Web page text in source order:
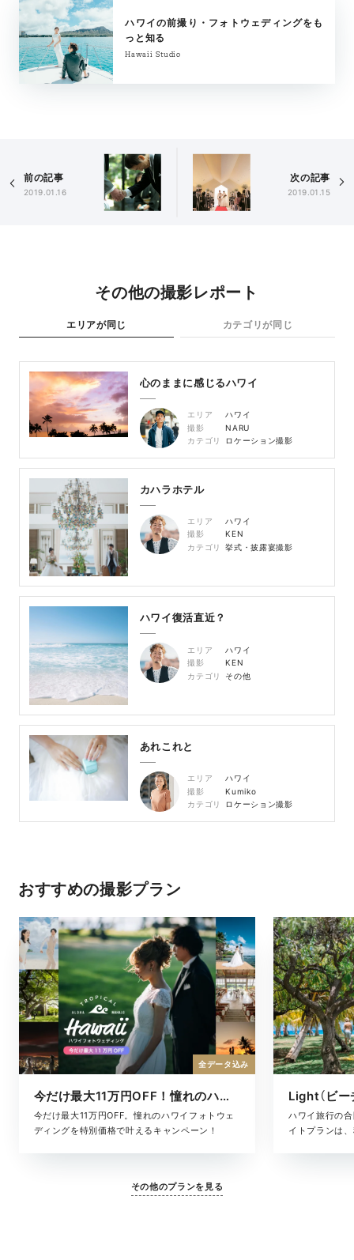
ハワイの前撮り・フォトウェディングをも
っと知る
Hawaii Studio
前の記事
2019.01.16
次の記事
2019.01.15
その他の撮影レポート
エリアが同じ カテゴリが同じ
心のままに感じるハワイ
エリア
ハワイ
撮影
NARU
カテゴリ
ロケーション撮影
カハラホテル
エリア
ハワイ
撮影
KEN
カテゴリ
挙式・披露宴撮影
ハワイ復活直近？
エリア
ハワイ
撮影
KEN
カテゴリ
その他
あれこれと
エリア
ハワイ
撮影
Kumiko
カテゴリ
ロケーション撮影
おすすめの撮影プラン
今だけ最大11万円OFF！憧れのハワイフォト
今だけ最大11万円OFF。憧れのハワイフォトウェ
ディングを特別価格で叶えるキャンペーン！
全データ込み
Light（ビー
ハワイ旅行の
イトプランは
その他のプランを見る